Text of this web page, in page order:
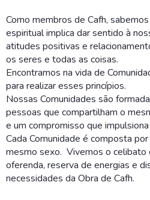
Como membros de Cafh,
espiritual implica dar sentido à
atitudes positivas e
os seres e todas as coisas.
Encontramos na vida de
para realizar esses princípios.
Nossas Comunidades são
pessoas que compartilham o
e um compromisso que
Cada Comunidade é composta
mesmo sexo. Vivemos o celibato
oferenda, reserva de energias e
necessidades da Obra de Cafh.